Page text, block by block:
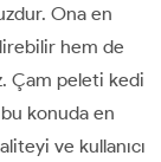
Ona en
hem de
Çam peleti kedi
konuda en
ve kullanıcı